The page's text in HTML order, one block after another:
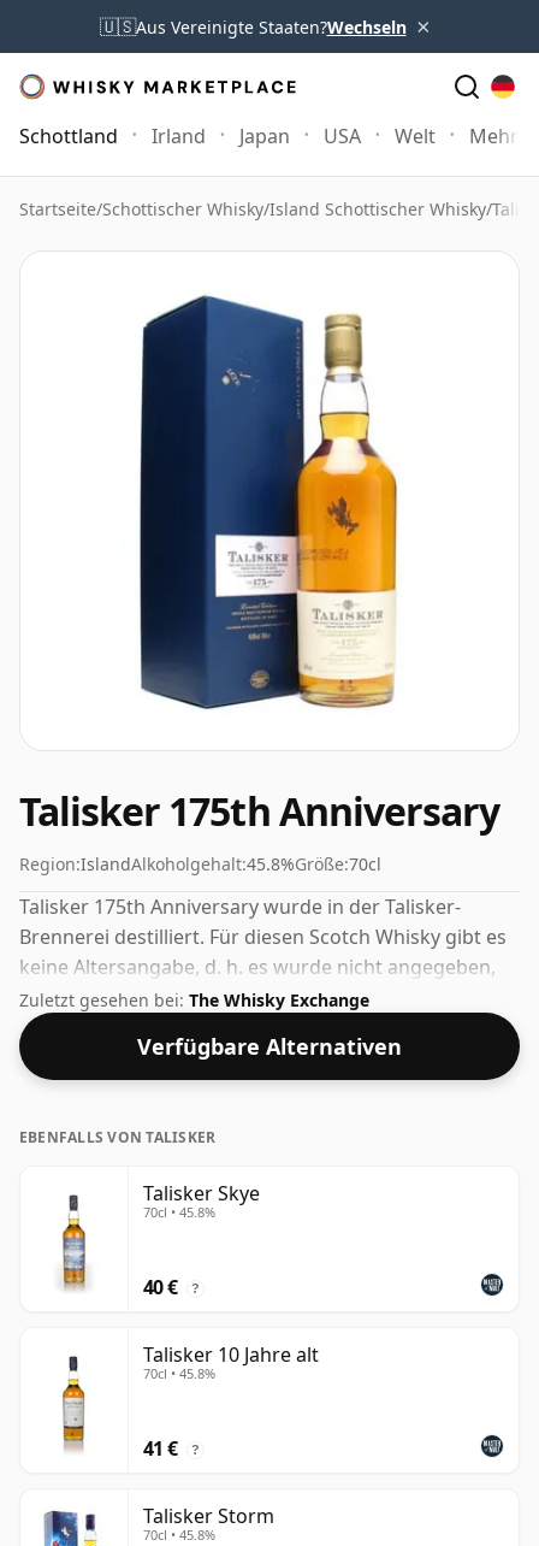
🇺🇸Aus Vereinigte Staaten?Wechseln ×
Schottland Irland Japan USA Welt Mehr
Startseite/Schottischer Whisky/Island Schottischer Whisky/
Talisker 175th Anniversary
Region:IslandAlkoholgehalt:45.8%Größe:70cl
Talisker 175th Anniversary wurde in der Talisker-
Brennerei destilliert. Für diesen Scotch Whisky gibt es
keine Altersangabe, d. h. es wurde nicht angegeben,
wie lange die Spirituose in der Flasche gereift ist. Mit
45,8 % werden Sie feststellen, dass dieser Whisky mit
einer idealen Trinkstärke abgefüllt wird. Erhältlich in
der regulären Flaschengröße von 70 cl.
Zuletzt gesehen bei: The Whisky Exchange
Verfügbare Alternativen
EBENFALLS VON TALISKER
Talisker Skye
70cl • 45.8%
40 € ?
Talisker 10 Jahre alt
70cl • 45.8%
41 € ?
Talisker Storm
70cl • 45.8%